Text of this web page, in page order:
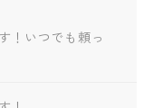
！いつでも頼っ